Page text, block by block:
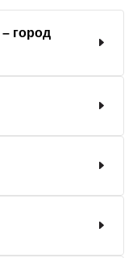
– город